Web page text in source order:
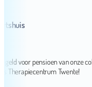
pensioen van onze collega.
Twente!